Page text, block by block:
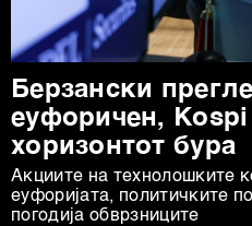
Берзански
еуфоричен,
хоризонтот бура
Акциите на технолошките
еуфоријата, политичките
погодија обврзниците